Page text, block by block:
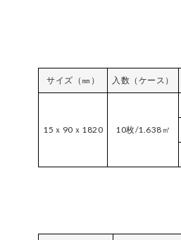
サイズ（㎜） 入数（ケース）
15ｘ90ｘ1820 10枚/1.638㎡